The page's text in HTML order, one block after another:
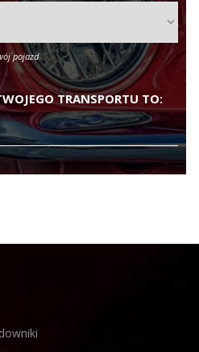
pojazd
TRANSPORTU TO: